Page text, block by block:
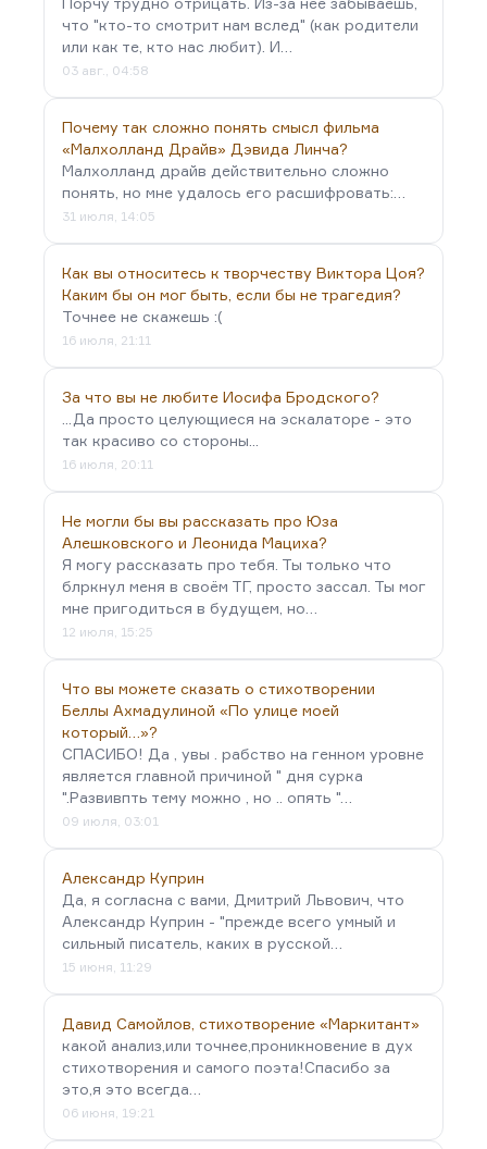
что "кто-то смотрит нам вслед" (как родители
или как те, кто нас любит). И…
03 авг., 04:58
Почему так сложно понять смысл фильма
«Малхолланд Драйв» Дэвида Линча?
Малхолланд драйв действительно сложно
понять, но мне удалось его расшифровать:…
31 июля, 14:05
Как вы относитесь к творчеству Виктора Цоя?
Каким бы он мог быть, если бы не трагедия?
Точнее не скажешь :(
16 июля, 21:11
За что вы не любите Иосифа Бродского?
...Да просто целующиеся на эскалаторе - это
так красиво со стороны...
16 июля, 20:11
Не могли бы вы рассказать про Юза
Алешковского и Леонида Мациха?
Я могу рассказать про тебя. Ты только что
блркнул меня в своём ТГ, просто зассал. Ты мог
мне пригодиться в будущем, но…
12 июля, 15:25
Что вы можете сказать о стихотворении
Беллы Ахмадулиной «По улице моей
который…»?
СПАСИБО! Да , увы . рабство на генном уровне
является главной причиной " дня сурка
".Развивпть тему можно , но .. опять "…
09 июля, 03:01
Александр Куприн
Да, я согласна с вами, Дмитрий Львович, что
Александр Куприн - "прежде всего умный и
сильный писатель, каких в русской…
15 июня, 11:29
Давид Самойлов, стихотворение «Маркитант»
какой анализ,или точнее,проникновение в дух
стихотворения и самого поэта!Спасибо за
это,я это всегда…
06 июня, 19:21